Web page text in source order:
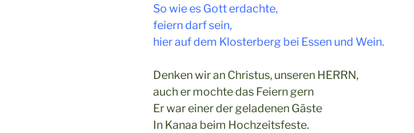
So wie es Gott erdachte,
feiern darf sein,
hier auf dem Klosterberg bei Essen und Wein.
Denken wir an Christus, unseren HERRN,
auch er mochte das Feiern gern
Er war einer der geladenen Gäste
In Kanaa beim Hochzeitsfeste.